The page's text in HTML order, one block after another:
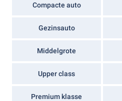
Compacte auto
Gezinsauto
Middelgrote
Upper class
Premium klasse